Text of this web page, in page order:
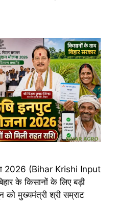
2026 (Bihar Krishi Input
के किसानों के लिए बड़ी
मुख्यमंत्री श्री सम्राट